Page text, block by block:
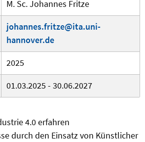
M. Sc. Johannes Fritze
johannes.fritze@ita.uni-
hannover.de
2025
01.03.2025 - 30.06.2027
4.0 erfahren
durch den Einsatz von Künstlicher